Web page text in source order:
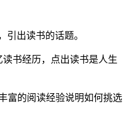
引出读书的话题。
书经历，点出读书是人生
富的阅读经验说明如何挑选